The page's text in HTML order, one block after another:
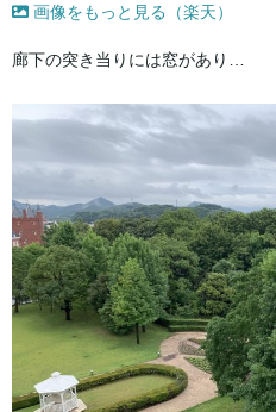
画像をもっと見る（楽天）
廊下の突き当りには窓があり…